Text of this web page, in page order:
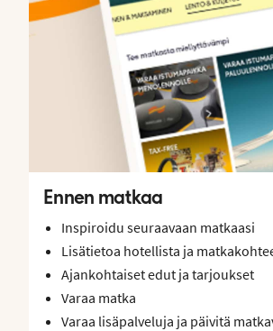
Ennen matkaa
Inspiroidu seuraavaan matkaasi
Lisätietoa hotellista ja
Ajankohtaiset edut ja tarjoukset
Varaa matka
Varaa lisäpalveluja ja päivitä